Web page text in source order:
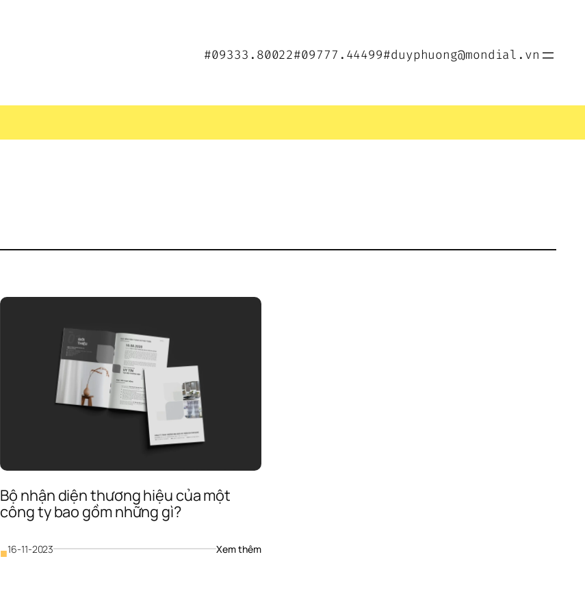
#09333.80022#09777.44499#duyphuong@mondial.vn
Bộ nhận diện thương hiệu của một
công ty bao gồm những gì?
■16-11-2023 Xem thêm: